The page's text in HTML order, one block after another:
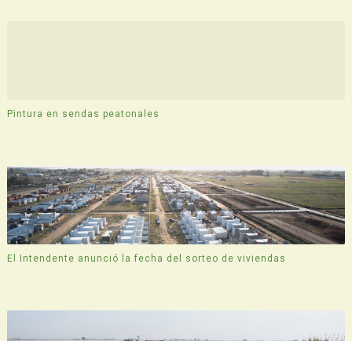
Pintura en sendas peatonales
El Intendente anunció la fecha del sorteo de viviendas